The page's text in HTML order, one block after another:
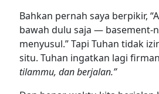
Bahkan pernah saya berpikir,
bawah dulu saja — basement-
menyusul.” Tapi Tuhan tidak
situ. Tuhan ingatkan lagi
tilammu, dan berjalan.”